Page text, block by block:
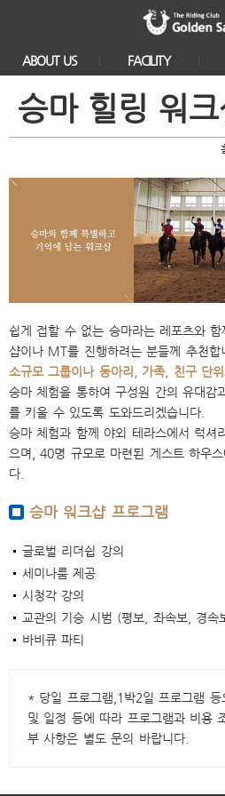
ABOUT US
클럽소개
이용안내
이용요금
FACILITY
클럽하우스
야외마장
실내마장
CEO인사말
코치소개
마필소개
승마 아카데미
승마 힐링 워크샵
유소년 캠프
승마 힐링 워
쉽게 접할 수 없는 승마라는 레포츠와
샵이나 MT를 진행하려는 분들께 추천합
소규모 그룹이나 동아리, 가족, 친구 단
승마 체험을 통하여 구성원 간의 유대감
를 키울 수 있도록 도와드리겠습니다.
승마 체험과 함께 야외 테라스에서 럭셔
으며, 40명 규모로 마련된 게스트 하우
다.
승마 워크샵 프로그램
글로벌 리더쉽 강의
세미나룸 제공
시청각 강의
교관의 기승 시범 (평보, 좌속보, 경
바비큐 파티
* 당일 프로그램,1박2일 프로그램 등
및 일정 등에 따라 프로그램과 비용
부 사항은 별도 문의 바랍니다.